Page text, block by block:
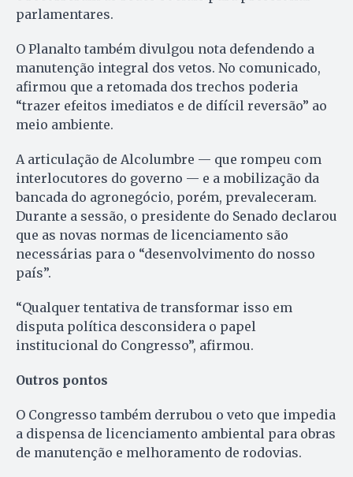
parlamentares.
O Planalto também divulgou nota defendendo a
manutenção integral dos vetos. No comunicado,
afirmou que a retomada dos trechos poderia
“trazer efeitos imediatos e de difícil reversão” ao
meio ambiente.
A articulação de Alcolumbre — que rompeu com
interlocutores do governo — e a mobilização da
bancada do agronegócio, porém, prevaleceram.
Durante a sessão, o presidente do Senado declarou
que as novas normas de licenciamento são
necessárias para o “desenvolvimento do nosso
país”.
“Qualquer tentativa de transformar isso em
disputa política desconsidera o papel
institucional do Congresso”, afirmou.
Outros pontos
O Congresso também derrubou o veto que impedia
a dispensa de licenciamento ambiental para obras
de manutenção e melhoramento de rodovias.